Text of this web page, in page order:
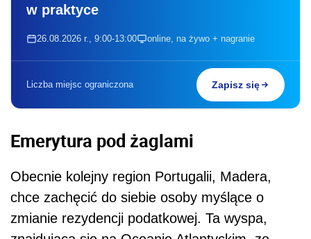
w praktyce
26.08.2026 r., 9:00-13:00 online, na żywo + nagranie
Liczba miejsc ograniczona Zapisz się
Emerytura pod żaglami
Obecnie kolejny region Portugalii, Madera,
chce zachęcić do siebie osoby myślące o
zmianie rezydencji podatkowej. Ta wyspa,